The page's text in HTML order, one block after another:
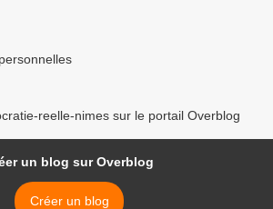
reelle-nimes sur le portail Overblog
un blog sur Overblog
Créer un blog